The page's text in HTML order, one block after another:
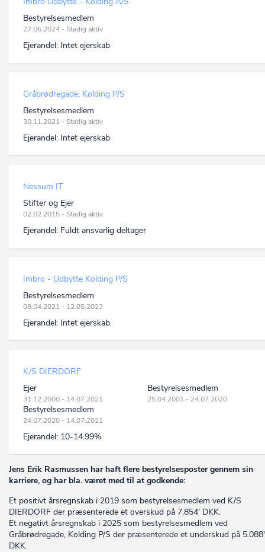
Bestyrelsesmedlem
27.06.2024 - Stadig aktiv
Ejerandel: Intet ejerskab
Gråbrødregade, Kolding P/S
Bestyrelsesmedlem
30.11.2021 - Stadig aktiv
Ejerandel: Intet ejerskab
Nessum IT
Stifter og Ejer
02.02.2015 - Stadig aktiv
Ejerandel: Fuldt ansvarlig deltager
Imbro - Udbytte Kolding P/S
Bestyrelsesmedlem
08.04.2021 - 12.05.2023
Ejerandel: Intet ejerskab
K/S DIERDORF
Ejer
31.12.2000 - 14.07.2021
Bestyrelsesmedlem
25.04.2001 - 24.07.2020
Bestyrelsesmedlem
24.07.2020 - 14.07.2021
Ejerandel: 10-14.99%
Jens Erik Rasmussen har haft flere bestyrelsesposter gennem sin
karriere, og har bla. været med til at godkende:
Et positivt årsregnskab i 2019 som bestyrelsesmedlem ved K/S
DIERDORF der præsenterede et overskud på 7.854' DKK.
Et negativt årsregnskab i 2025 som bestyrelsesmedlem ved
Gråbrødregade, Kolding P/S der præsenterede et underskud på 5.088'
DKK.